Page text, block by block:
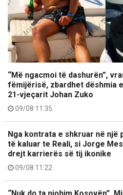
“Më ngacmoi të dashurën”,
fëmijërisë, zbardhet dëshmia
21-vjeçarit Johan Zuko
09/08 11:35
Nga kontrata e shkruar në një
të kaluar te Reali, si Jorge
drejt karrierës së tij ikonike
09/08 11:22